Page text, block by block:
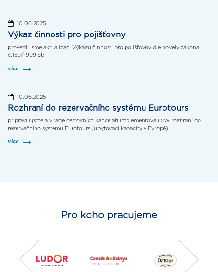
10.06.2025
Výkaz činnosti pro pojišťovny
provedli jsme aktualizaci Výkazu činnosti pro pojišťovny dle novely zákona
č.159/1999 Sb.
více
10.06.2025
Rozhraní do rezervačního systému Eurotours
připravili jsme a v řadě cestovních kanceláří implementovali SW rozhraní do
rezervačního systému Eurotours (ubytovací kapacity v Evropě)
více
Pro koho pracujeme